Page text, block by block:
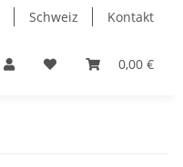
Schweiz Kontakt
0,00 €